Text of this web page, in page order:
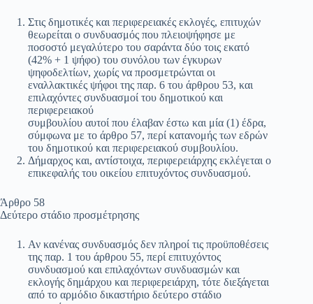
Στις δημοτικές και περιφερειακές εκλογές, επιτυχών
θεωρείται ο συνδυασμός που πλειοψήφησε με
ποσοστό μεγαλύτερο του σαράντα δύο τοις εκατό
(42% + 1 ψήφο) του συνόλου των έγκυρων
ψηφοδελτίων, χωρίς να προσμετρώνται οι
εναλλακτικές ψήφοι της παρ. 6 του άρθρου 53, και
επιλαχόντες συνδυασμοί του δημοτικού και
περιφερειακού
συμβουλίου αυτοί που έλαβαν έστω και μία (1) έδρα,
σύμφωνα με το άρθρο 57, περί κατανομής των εδρών
του δημοτικού και περιφερειακού συμβουλίου.
Δήμαρχος και, αντίστοιχα, περιφερειάρχης εκλέγεται ο
επικεφαλής του οικείου επιτυχόντος συνδυασμού.
Άρθρο 58
Δεύτερο στάδιο προσμέτρησης
Αν κανένας συνδυασμός δεν πληροί τις προϋποθέσεις
της παρ. 1 του άρθρου 55, περί επιτυχόντος
συνδυασμού και επιλαχόντων συνδυασμών και
εκλογής δημάρχου και περιφερειάρχη, τότε διεξάγεται
από το αρμόδιο δικαστήριο δεύτερο στάδιο